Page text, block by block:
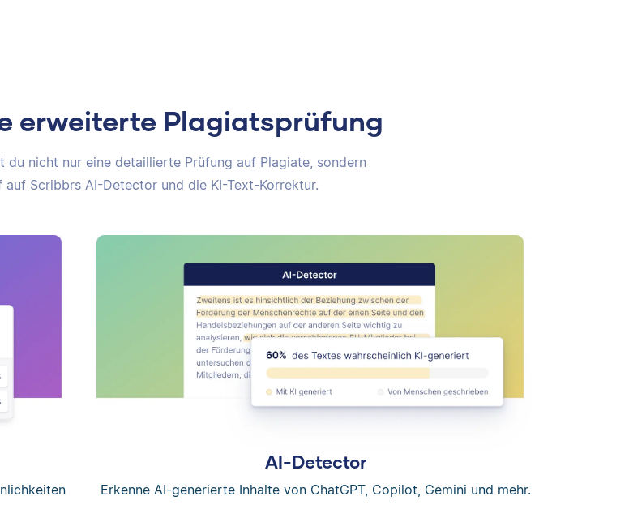
erweiterte Plagiatsprüfung
du nicht nur eine detaillierte Prüfung auf Plagiate, sondern
Scribbrs AI-Detector und die KI-Text-Korrektur.
AI-Detector
Erkenne AI-generierte Inhalte von ChatGPT, Copilot, Gemini und mehr.